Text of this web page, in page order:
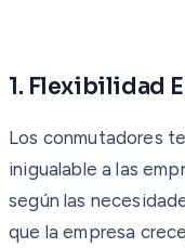
1. Flexibilidad
Los conmutadores
inigualable a las
según las
que la empresa